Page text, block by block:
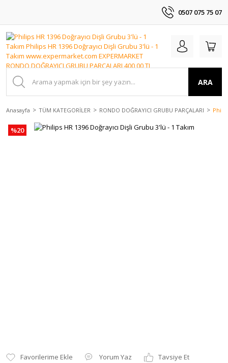
0507 075 75 07
ARA
Anasayfa TÜM KATEGORİLER RONDO DOĞRAYICI GRUBU PARÇALARI
%20
Yorum Yaz
Tavsiye Et